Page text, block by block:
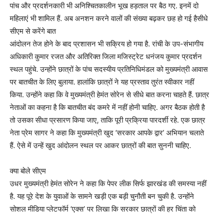
पांच और प्रदर्शनकारी भी अनिश्चितकालीन भूख हड़ताल पर बैठ गए. इनमें दो
महिलाएं भी शामिल हैं. अब अनशन करने वालों की संख्या बढ़कर छह हो गई हैसीधे
सीएम से करेंगे बात
आंदोलन तेज होने के बाद प्रशासन भी सक्रिय हो गया है. रांची के उप-संभागीय
अधिकारी कुमार रजत और अतिरिक्त जिला मजिस्ट्रेट धनंजय कुमार प्रदर्शन
स्थल पहुंचे. उन्होंने छात्रों के पांच सदस्यीय प्रतिनिधिमंडल को मुख्यमंत्री आवास
पर बातचीत के लिए बुलाया. हालांकि छात्रों ने यह प्रस्ताव तुरंत स्वीकार नहीं
किया. उन्होंने कहा कि वे मुख्यमंत्री हेमंत सोरेन से सीधे बात करना चाहते हैं. छात्र
नेताओं का कहना है कि बातचीत बंद कमरे में नहीं होनी चाहिए. अगर बैठक होती है
तो उसका सीधा प्रसारण किया जाए, ताकि पूरी प्रक्रिया पारदर्शी रहे. एक छात्र
नेता प्रेम सागर ने कहा कि मुख्यमंत्री खुद ‘सरकार आपके द्वार’ अभियान चलाते
हैं. ऐसे में उन्हें खुद आंदोलन स्थल पर आकर छात्रों की बात सुननी चाहिए.
क्या बोले सीएम
उधर मुख्यमंत्री हेमंत सोरेन ने कहा कि पेपर लीक सिर्फ झारखंड की समस्या नहीं
है. यह पूरे देश के युवाओं के सामने खड़ी एक बड़ी चुनौती बन चुकी है. उन्होंने
सोशल मीडिया प्लेटफॉर्म ‘एक्स’ पर लिखा कि सरकार छात्रों की हर चिंता को